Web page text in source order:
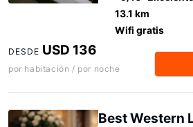
13.1 km
Wifi gratis
DESDE USD 136
por habitación / por noche
Best Western